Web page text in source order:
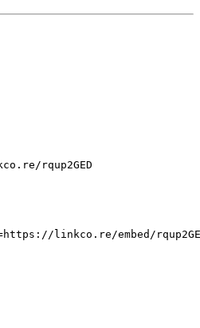
rqup2GED
linkco.re/embed/